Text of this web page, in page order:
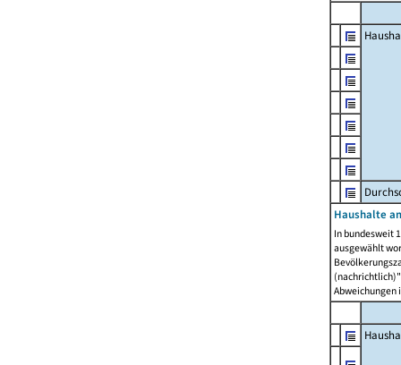
Haushalte
In bundesweit
ausgewählt
Abweichungen